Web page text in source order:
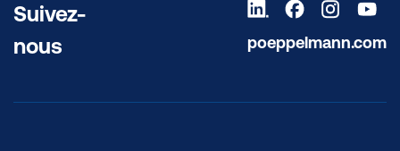
Suivez-
nous
poeppelmann.com